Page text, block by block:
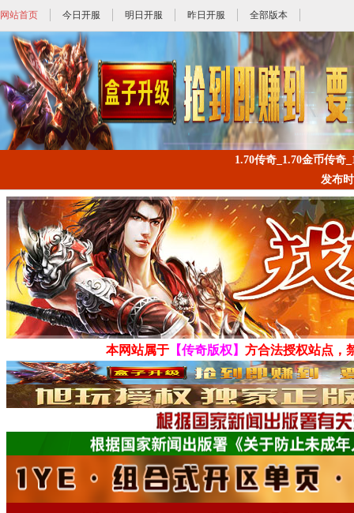
网站首页 今日开服 明日开服 昨日开服 全部版本
1.70传奇_1.70金币传奇
发布